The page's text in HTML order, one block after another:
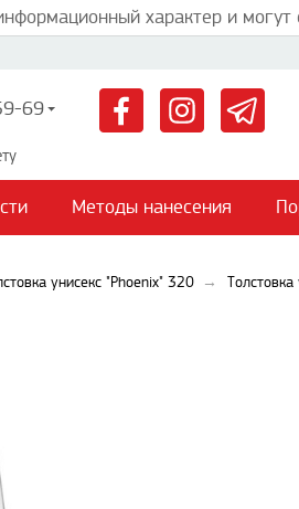
характер и могут
69
Методы нанесения
унисекс "Phoenix" 320